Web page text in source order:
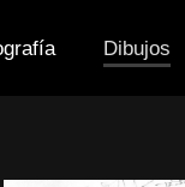
Dibujos